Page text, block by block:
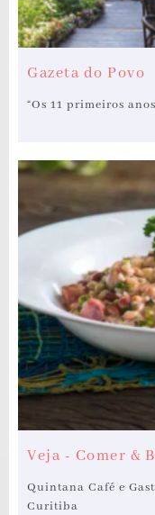
Gazeta do Povo
“Os 11 primeiros
Veja - Comer &
Quintana Café e
Curitiba